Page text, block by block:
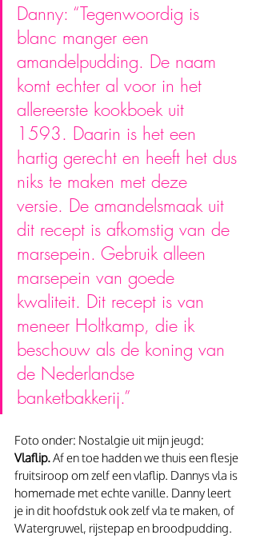
Danny: “Tegenwoordig is
blanc manger een
amandelpudding. De naam
komt echter al voor in het
allereerste kookboek uit
1593. Daarin is het een
hartig gerecht en heeft het dus
niks te maken met deze
versie. De amandelsmaak uit
dit recept is afkomstig van de
marsepein. Gebruik alleen
marsepein van goede
kwaliteit. Dit recept is van
meneer Holtkamp, die ik
beschouw als de koning van
de Nederlandse
banketbakkerij.”
Foto onder: Nostalgie uit mijn jeugd:
Vlaflip. Af en toe hadden we thuis een flesje
fruitsiroop om zelf een vlaflip. Dannys vla is
homemade met echte vanille. Danny leert
je in dit hoofdstuk ook zelf vla te maken, of
Watergruwel, rijstepap en broodpudding.